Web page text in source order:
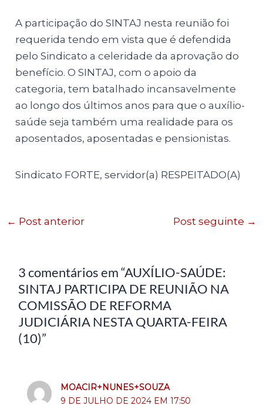
A participação do SINTAJ nesta reunião foi
requerida tendo em vista que é defendida
pelo Sindicato a celeridade da aprovação do
benefício. O SINTAJ, com o apoio da
categoria, tem batalhado incansavelmente
ao longo dos últimos anos para que o auxílio-
saúde seja também uma realidade para os
aposentados, aposentadas e pensionistas.
Sindicato FORTE, servidor(a) RESPEITADO(A)
← Post anterior Post seguinte →
3 comentários em “AUXÍLIO-SAÚDE:
SINTAJ PARTICIPA DE REUNIÃO NA
COMISSÃO DE REFORMA
JUDICIÁRIA NESTA QUARTA-FEIRA
(10)”
MOACIR+NUNES+SOUZA
9 DE JULHO DE 2024 EM 17:50